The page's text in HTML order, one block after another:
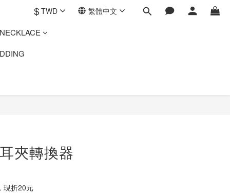
$TWD 繁體中文
夾轉換器
現折20元